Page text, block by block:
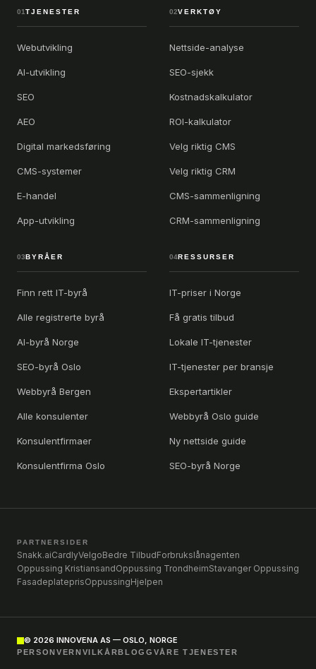
01TJENESTER
Webutvikling
AI-utvikling
SEO
AEO
Digital markedsføring
CMS-systemer
E-handel
App-utvikling
02VERKTØY
Nettside-analyse
SEO-sjekk
Kostnadskalkulator
ROI-kalkulator
Velg riktig CMS
Velg riktig CRM
CMS-sammenligning
CRM-sammenligning
03 BYRÅER
Finn rett IT-byrå
Alle registrerte byrå
AI-byrå Norge
SEO-byrå Oslo
Webbyrå Bergen
Alle konsulenter
Konsulentfirmaer
Konsulentfirma Oslo
04RESSURSER
IT-priser i Norge
Få gratis tilbud
Lokale IT-tjenester
IT-tjenester per bransje
Ekspertartikler
Webbyrå Oslo guide
Ny nettside guide
SEO-byrå Norge
PARTNERSIDER
Snakk.aiCardlyVelgoBedre TilbudForbrukslånagenten
Oppussing KristiansandOppussing TrondheimStavanger Oppussing
FasadeplateprisOppussingHjelpen
© 2026 INNOVENA AS — OSLO, NORGE
PERSONVERN VILKÅR BLOGG VÅRE TJENESTER